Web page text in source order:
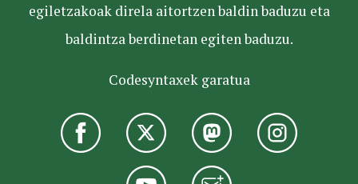
egiletzakoak direla aitortzen baldin baduzu eta
baldintza berdinetan egiten baduzu.
Codesyntaxek garatua